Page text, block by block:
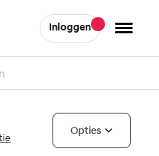
Inloggen
Opties